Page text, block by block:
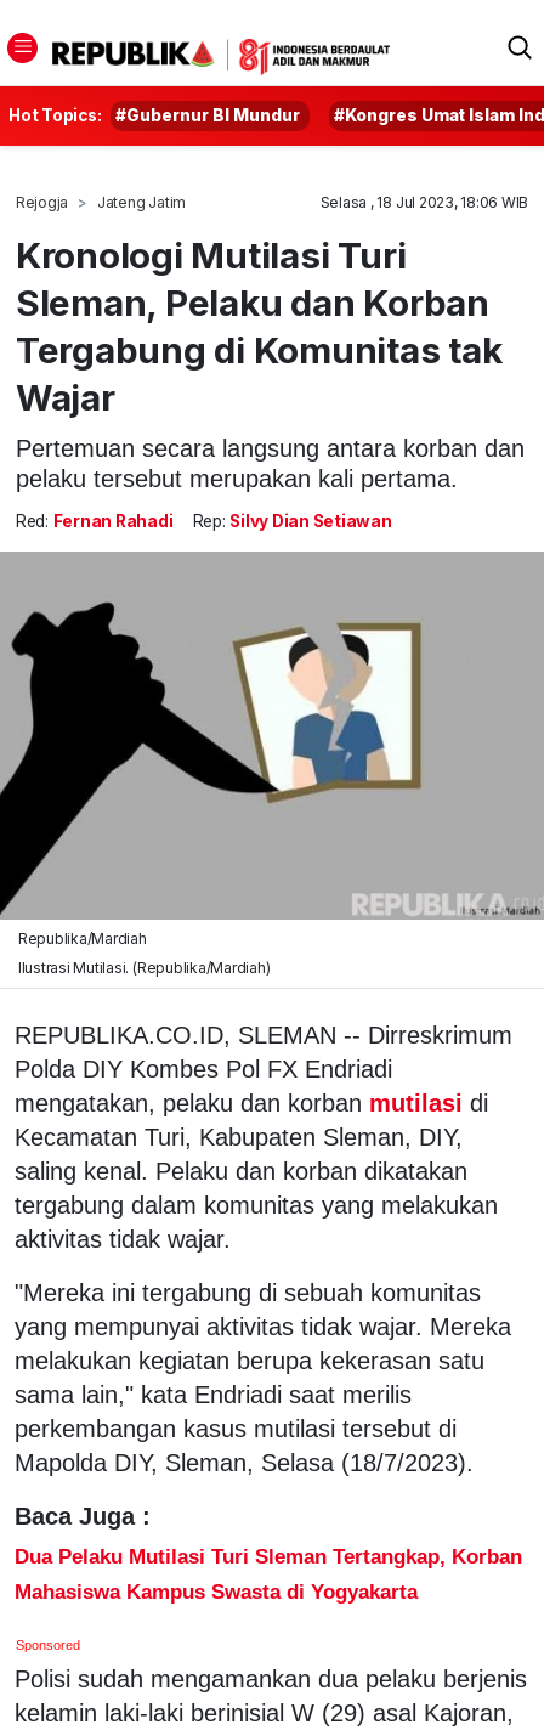
Hot Topics: #Gubernur BI Mundur #Kongres Umat Islam
Rejogja Jateng Jatim Selasa , 18 Jul 2023, 18:06 WIB
Kronologi Mutilasi Turi
Sleman, Pelaku dan Korban
Tergabung di Komunitas tak
Wajar
Pertemuan secara langsung antara korban dan
pelaku tersebut merupakan kali pertama.
Red: Fernan Rahadi Rep: Silvy Dian Setiawan
Republika/Mardiah
Ilustrasi Mutilasi. (Republika/Mardiah)
REPUBLIKA.CO.ID, SLEMAN -- Dirreskrimum
Polda DIY Kombes Pol FX Endriadi
mengatakan, pelaku dan korban mutilasi di
Kecamatan Turi, Kabupaten Sleman, DIY,
saling kenal. Pelaku dan korban dikatakan
tergabung dalam komunitas yang melakukan
aktivitas tidak wajar.
"Mereka ini tergabung di sebuah komunitas
yang mempunyai aktivitas tidak wajar. Mereka
melakukan kegiatan berupa kekerasan satu
sama lain," kata Endriadi saat merilis
perkembangan kasus mutilasi tersebut di
Mapolda DIY, Sleman, Selasa (18/7/2023).
Baca Juga :
Dua Pelaku Mutilasi Turi Sleman Tertangkap, Korban
Mahasiswa Kampus Swasta di Yogyakarta
Sponsored
Polisi sudah mengamankan dua pelaku berjenis
kelamin laki-laki berinisial W (29) asal Kajoran,